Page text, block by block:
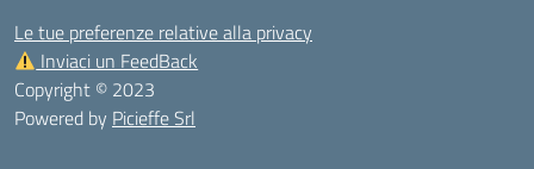
Le tue preferenze relative alla privacy
Inviaci un FeedBack
Copyright © 2023
Powered by Picieffe Srl